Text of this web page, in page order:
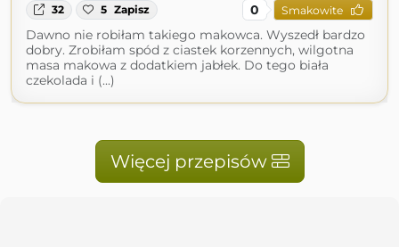
32 5 Zapisz 0 Smakowite
Dawno nie robiłam takiego makowca. Wyszedł bardzo
dobry. Zrobiłam spód z ciastek korzennych, wilgotna
masa makowa z dodatkiem jabłek. Do tego biała
czekolada i (...)
Więcej przepisów